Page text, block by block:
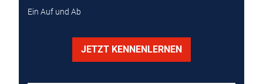
Ein Auf und Ab
JETZT KENNENLERNEN